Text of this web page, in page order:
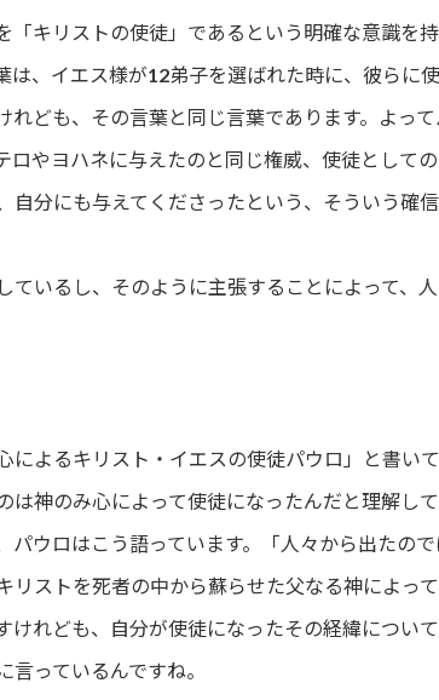
「キリストの使徒」であるという明確な意識を
は、イエス様が12弟子を選ばれた時に、彼らに
れども、その言葉と同じ言葉であります。よっ
ロやヨハネに与えたのと同じ権威、使徒として
自分にも与えてくださったという、そういう確
ているし、そのように主張することによって、
によるキリスト・イエスの使徒パウロ」と書い
は神のみ心によって使徒になったんだと理解し
パウロはこう語っています。「人々から出たの
リストを死者の中から蘇らせた父なる神によっ
けれども、自分が使徒になったその経緯につい
言っているんですね。